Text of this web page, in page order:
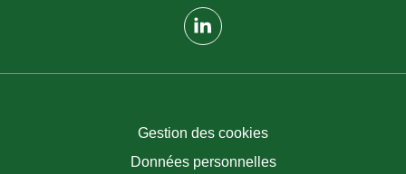
(nouvelle fenêtre)
Gestion des cookies
Données personnelles